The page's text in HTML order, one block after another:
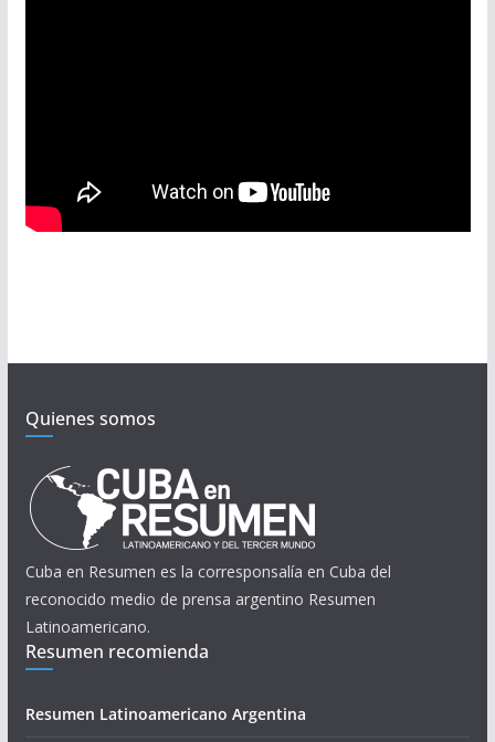
Quienes somos
Cuba en Resumen es la corresponsalía en Cuba del
reconocido medio de prensa argentino Resumen
Latinoamericano.
Resumen recomienda
Resumen Latinoamericano Argentina